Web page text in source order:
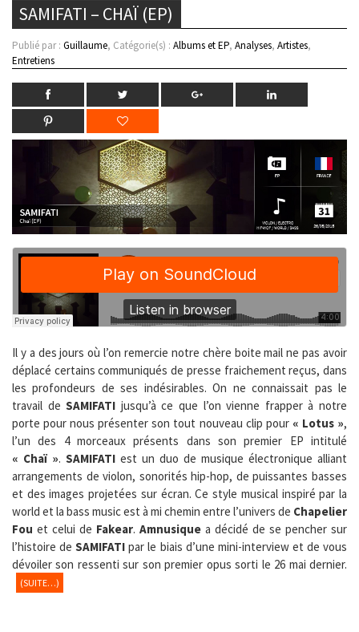
SAMIFATI – CHAÏ (EP)
Publié par : Guillaume, Catégorie(s) : Albums et EP, Analyses, Artistes,
Entretiens
Il y a des jours où l’on remercie notre chère boite mail ne pas avoir
déplacé certains communiqués de presse fraichement reçus, dans
les profondeurs de ses indésirables. On ne connaissait pas le
travail deSAMIFATI jusqu’à ce que l’on vienne frapper à notre
porte pour nous présenter son tout nouveau clip pour « Lotus »,
l’un des 4 morceaux présents dans son premier EP intitulé
« Chaï ». SAMIFATI est un duo de musique électronique alliant
arrangements de violon, sonorités hip-hop, de puissantes basses
et des images projetées sur écran. Ce style musical inspiré par la
world et la bass music est à mi chemin entre l’univers de Chapelier
Fou et celui de Fakear. Amnusique a décidé de se pencher sur
l’histoire deSAMIFATI par le biais d’une mini-interview et de vous
dévoiler son ressenti sur son premier opus sorti le 26 mai dernier.
(SUITE…)